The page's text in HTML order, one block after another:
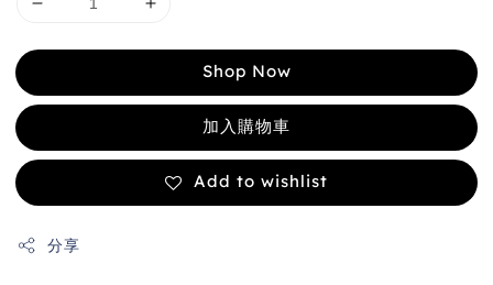
Shop Now
加入購物車
Add to wishlist
分享